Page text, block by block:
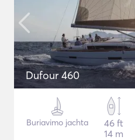
Dufour 460
Buriavimo jachta
46 ft
14 m